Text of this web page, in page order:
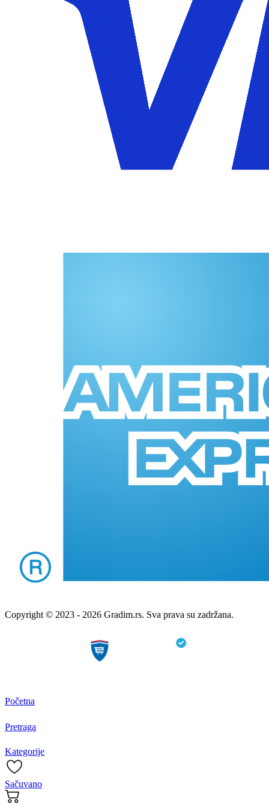
Copyright © 2023 - 2026 Gradim.rs. Sva prava su zadržana.
Početna
Pretraga
Kategorije
Sačuvano